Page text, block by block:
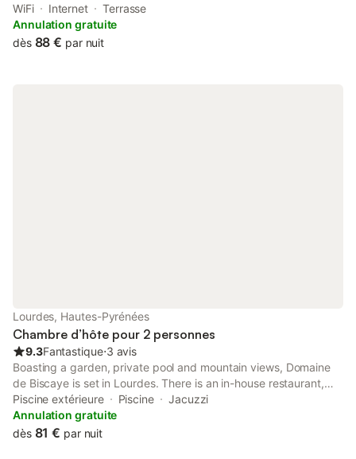
Château features accommodation with free WiFi in a historic
building.
WiFi Internet
Terrasse
Annulation gratuite
dès 88 € par nuit
Lourdes, Hautes-Pyrénées
Chambre d’hôte pour 2 personnes
9.3Fantastique⋅3 avis
Boasting a garden, private pool and mountain views, Domaine
de Biscaye is set in Lourdes. There is an in-house restaurant,
plus free private parking and free WiFi are available. The bed
and breakfast has a sun terrace and a hot tub.
Piscine extérieure Piscine
Jacuzzi
Annulation gratuite
dès 81 € par nuit